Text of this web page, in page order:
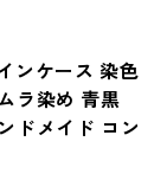
ンケース 染色
ラ染め 青黒
ドメイド コン